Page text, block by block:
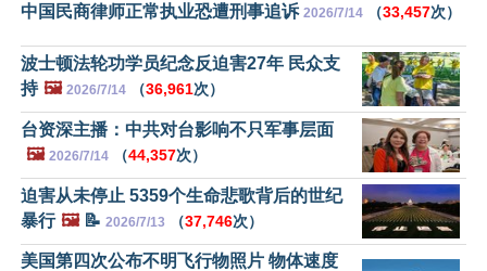
中国民商律师正常执业恐遭刑事追诉 2026/7/14 （33,457次）
波士顿法轮功学员纪念反迫害27年 民众支
持 🖼️ 2026/7/14 （36,961次）
台资深主播：中共对台影响不只军事层面
🖼️ 2026/7/14 （44,357次）
迫害从未停止 5359个生命悲歌背后的世纪
暴行 🖼️📝 2026/7/13 （37,746次）
美国第四次公布不明飞行物照片 物体速度